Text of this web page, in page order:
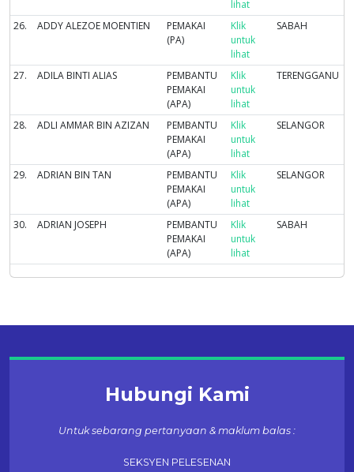
lihat
26. ADDY ALEZOE MOENTIEN
PEMAKAI
(PA)
Klik
untuk
lihat
SABAH
27. ADILA BINTI ALIAS
PEMBANTU
PEMAKAI
(APA)
Klik
untuk
lihat
TERENGGANU
28. ADLI AMMAR BIN AZIZAN
PEMBANTU
PEMAKAI
(APA)
Klik
untuk
lihat
SELANGOR
29. ADRIAN BIN TAN
PEMBANTU
PEMAKAI
(APA)
Klik
untuk
lihat
SELANGOR
30. ADRIAN JOSEPH
PEMBANTU
PEMAKAI
(APA)
Klik
untuk
lihat
SABAH
Hubungi Kami
Untuk sebarang pertanyaan & maklum balas :
SEKSYEN PELESENAN